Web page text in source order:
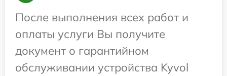
После выполнения всех работ и
оплаты услуги Вы получите
документ о гарантийном
обслуживании устройства Kyvol